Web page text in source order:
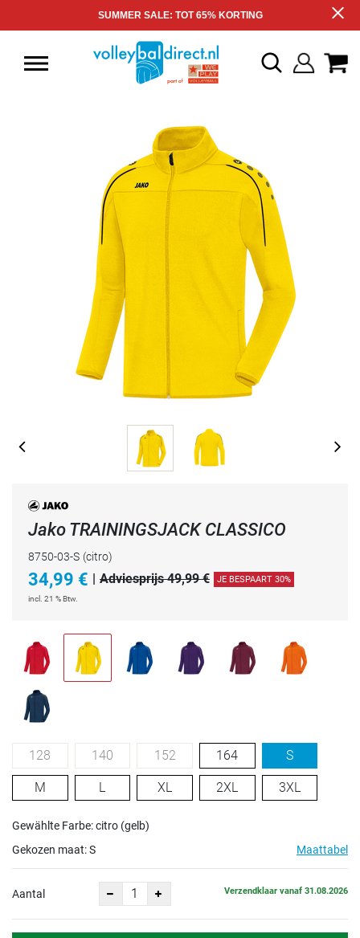
SUMMER SALE: TOT 65% KORTING
Jako TRAININGSJACK CLASSICO
8750-03-S (citro)
34,99 € Adviesprijs 49,99 € JE BESPAART 30%
incl. 21 % Btw.
128 140 152 164 S
M L XL 2XL 3XL
Gewählte Farbe: citro (gelb)
Gekozen maat:S Maattabel
Aantal Verzendklaar vanaf 31.08.2026